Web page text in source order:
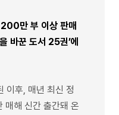
만 부 이상 판매
바꾼 도서 25권’에
이후, 매년 최신 정
매해 신간 출간돼 온